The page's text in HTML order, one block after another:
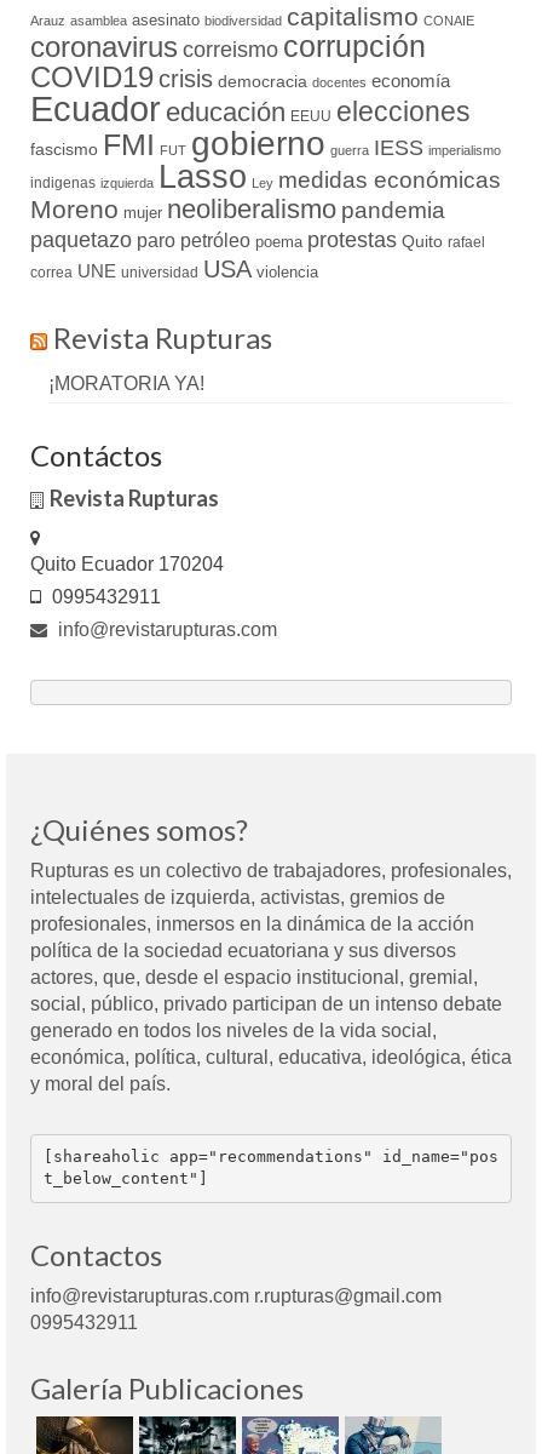
Arauz asamblea asesinato biodiversidad capitalismo CONAIE
coronavirus correismo corrupción
COVID19crisis democracia docentes economía
Ecuador educación EEUU elecciones
fascismo FMI FUT gobierno guerra IESS imperialismo
indigenas izquierda Lasso Ley medidas económicas
Moreno mujer neoliberalismo pandemia
paquetazo paro petróleo poema protestas Quito rafael
correa UNE universidad USA violencia
Revista Rupturas
¡MORATORIA YA!
Contáctos
Revista Rupturas
Quito Ecuador 170204
0995432911
info@revistarupturas.com
¿Quiénes somos?
Rupturas es un colectivo de trabajadores, profesionales,
intelectuales de izquierda, activistas, gremios de
profesionales, inmersos en la dinámica de la acción
política de la sociedad ecuatoriana y sus diversos
actores, que, desde el espacio institucional, gremial,
social, público, privado participan de un intenso debate
generado en todos los niveles de la vida social,
económica, política, cultural, educativa, ideológica, ética
y moral del país.
[shareaholic app="recommendations" id_name="pos
t_below_content"]
Contactos
info@revistarupturas.com r.rupturas@gmail.com
0995432911
Galería Publicaciones